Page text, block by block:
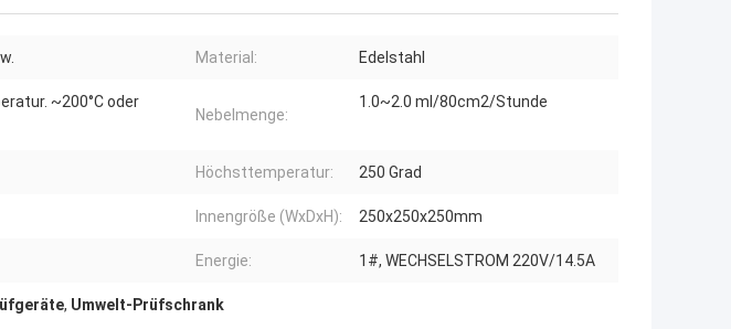
Material: Edelstahl
~200°C oder
Nebelmenge:
1.0~2.0 ml/80cm2/Stunde
Höchsttemperatur: 250 Grad
Innengröße (WxDxH): 250x250x250mm
Energie: 1#, WECHSELSTROM 220V/14.5A
, Umwelt-Prüfschrank